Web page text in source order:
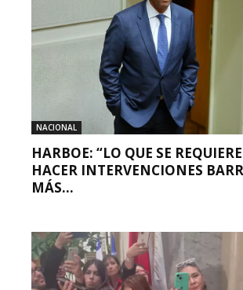
NACIONAL
HARBOE: “LO QUE SE
HACER INTERVENCIONES
MÁS...